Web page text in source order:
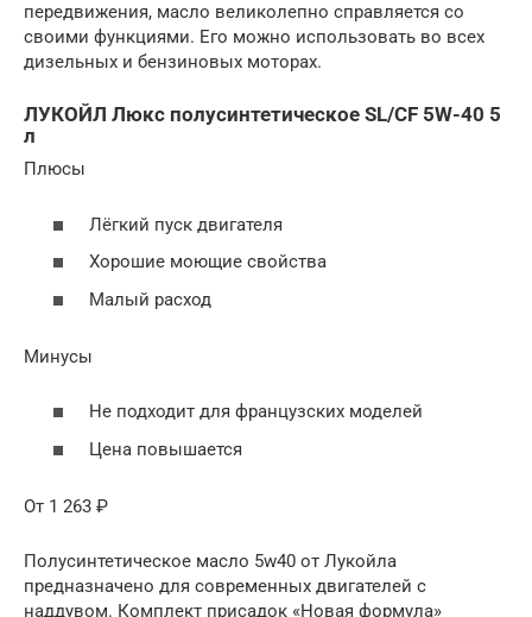
передвижения, масло великолепно справляется со
своими функциями. Его можно использовать во всех
дизельных и бензиновых моторах.
ЛУКОЙЛ Люкс полусинтетическое SL/CF 5W-40 5
л
Плюсы
Лёгкий пуск двигателя
Хорошие моющие свойства
Малый расход
Минусы
Не подходит для французских моделей
Цена повышается
От 1 263 ₽
Полусинтетическое масло 5w40 от Лукойла
предназначено для современных двигателей с
наддувом. Комплект присадок «Новая формула»